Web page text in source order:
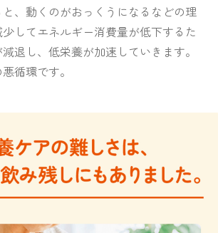
、動くのがおっくうになるなどの理
してエネルギー消費量が低下するた
退し、低栄養が加速していきます。
循環です。